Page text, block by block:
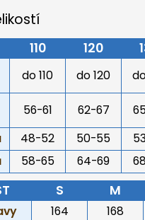
110 120
do 110 do 120
56-61 62-67
48-52 50-55
58-65 64-69
S M
164 168